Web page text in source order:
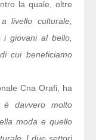
la quale, oltre
livello culturale,
i giovani al bello,
cui beneficiamo
Cna Orafi, ha
è davvero molto
moda e quello